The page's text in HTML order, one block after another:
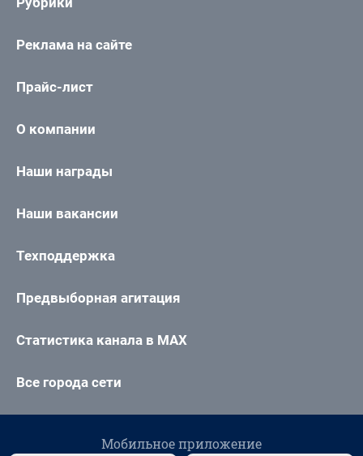
Реклама на сайте
Прайс-лист
О компании
Наши награды
Наши вакансии
Техподдержка
Предвыборная агитация
Статистика канала в MAX
Все города сети
Мобильное приложение